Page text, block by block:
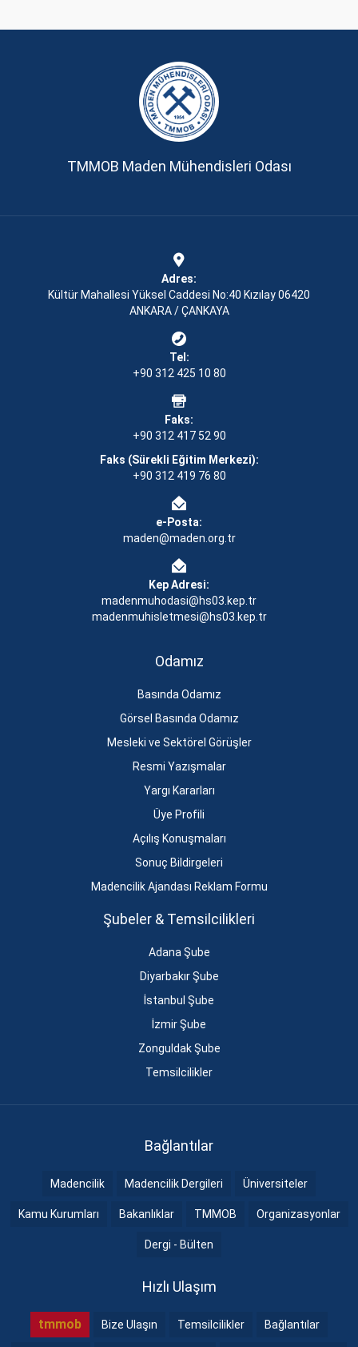
TMMOB Maden Mühendisleri Odası
Adres:
Kültür Mahallesi Yüksel Caddesi No:40 Kızılay 06420
ANKARA / ÇANKAYA
Tel:
+90 312 425 10 80
Faks:
+90 312 417 52 90
Faks (Sürekli Eğitim Merkezi):
+90 312 419 76 80
e-Posta:
maden@maden.org.tr
Kep Adresi:
madenmuhodasi@hs03.kep.tr
madenmuhisletmesi@hs03.kep.tr
Odamız
Basında Odamız
Görsel Basında Odamız
Mesleki ve Sektörel Görüşler
Resmi Yazışmalar
Yargı Kararları
Üye Profili
Açılış Konuşmaları
Sonuç Bildirgeleri
Madencilik Ajandası Reklam Formu
Şubeler & Temsilcilikleri
Adana Şube
Diyarbakır Şube
İstanbul Şube
İzmir Şube
Zonguldak Şube
Temsilcilikler
Bağlantılar
Madencilik Madencilik Dergileri Üniversiteler
Kamu Kurumları Bakanlıklar TMMOB Organizasyonlar
Dergi - Bülten
Hızlı Ulaşım
tmmob Bize Ulaşın Temsilcilikler Bağlantılar